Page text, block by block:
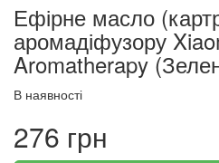
Ефірне масло
аромадіфузору
Aromatherapy
В наявності
276 грн